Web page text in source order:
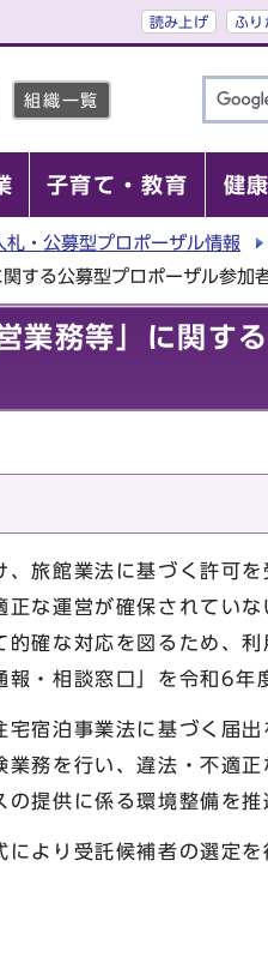
読み上げ ふり
組織一覧
子育て・教育 健
札・公募型プロポーザル情報
する公募型プロポーザル参加
業務等」に関す
旅館業法に基づく許可
な運営が確保されてい
確な対応を図るため、
・相談窓口」を令和6年
宿泊事業法に基づく届
務を行い、違法・不適正
提供に係る環境整備を推
より受託候補者の選定を